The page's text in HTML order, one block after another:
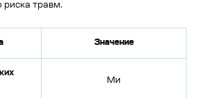
риска травм.
Значение
Ми